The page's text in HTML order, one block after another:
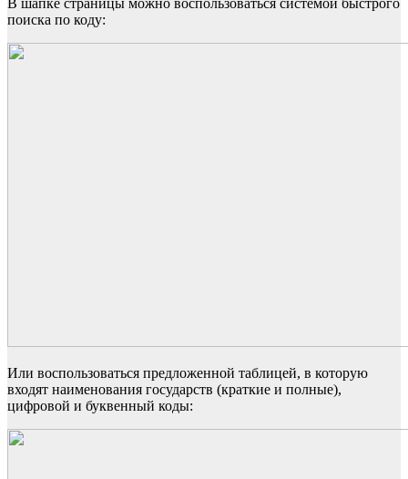
поиска по коду:
Или воспользоваться предложенной таблицей, в которую
входят наименования государств (краткие и полные),
цифровой и буквенный коды: